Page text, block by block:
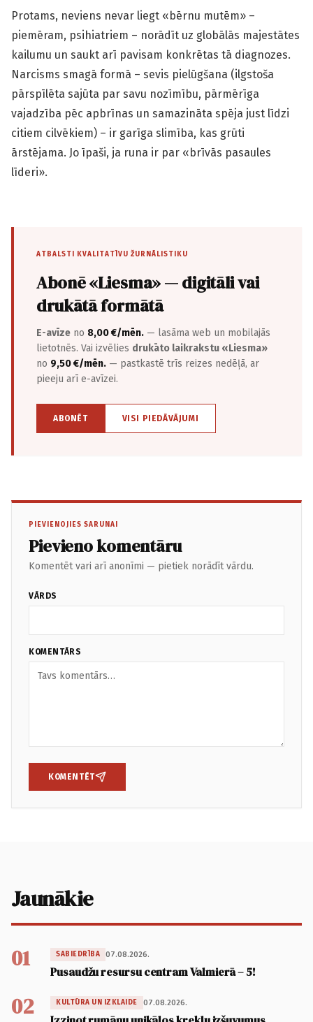
Protams, neviens nevar liegt «bērnu mutēm» –
piemēram, psihiatriem – norādīt uz globālās majestātes
kailumu un saukt arī pavisam konkrētas tā diagnozes.
Narcisms smagā formā – sevis pielūgšana (ilgstoša
pārspīlēta sajūta par savu nozīmību, pārmērīga
vajadzība pēc apbrīnas un samazināta spēja just līdzi
citiem cilvēkiem) – ir garīga slimība, kas grūti
ārstējama. Jo īpaši, ja runa ir par «brīvās pasaules
līderi».
ATBALSTI KVALITATĪVU ŽURNĀLISTIKU
Abonē «Liesma» — digitāli vai
drukātā formātā
E-avīze no 8,00 €/mēn. — lasāma web un mobilajās
lietotnēs. Vai izvēlies drukāto laikrakstu «Liesma»
no 9,50 €/mēn. — pastkastē trīs reizes nedēļā, ar
pieeju arī e-avīzei.
ABONĒT VISI PIEDĀVĀJUMI
PIEVIENOJIES SARUNAI
Pievieno komentāru
Komentēt vari arī anonīmi — pietiek norādīt vārdu.
VĀRDS
KOMENTĀRS
KOMENTĒT
Jaunākie
01 SABIEDRĪBA 07.08.2026.
Pusaudžu resursu centram Valmierā – 5!
02 KULTŪRA UN IZKLAIDE 07.08.2026.